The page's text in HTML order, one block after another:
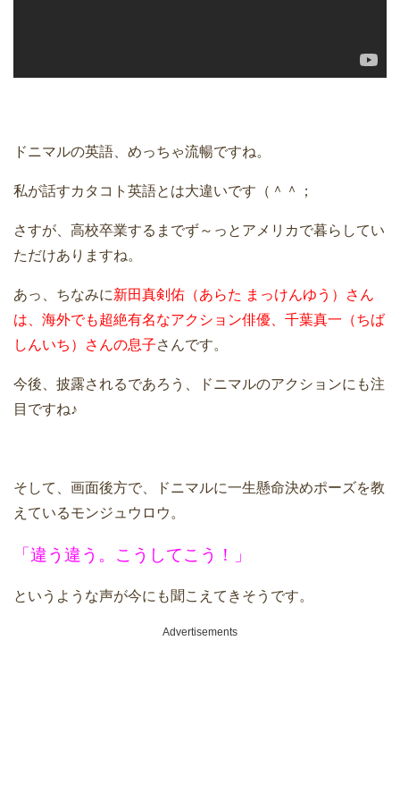
ドニマルの英語、めっちゃ流暢ですね。
私が話すカタコト英語とは大違いです（＾＾；
さすが、高校卒業するまでず～っとアメリカで暮らしてい
ただけありますね。
あっ、ちなみに新田真剣佑（あらた まっけんゆう）さん
は、海外でも超絶有名なアクション俳優、千葉真一（ちば
しんいち）さんの息子さんです。
今後、披露されるであろう、ドニマルのアクションにも注
目ですね♪
そして、画面後方で、ドニマルに一生懸命決めポーズを教
えているモンジュウロウ。
「違う違う。こうしてこう！」
というような声が今にも聞こえてきそうです。
Advertisements